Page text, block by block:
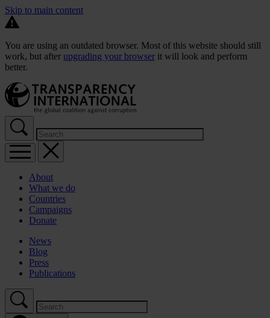
Skip to main content
You are using an outdated browser. Most of this website should still
work, but after upgrading your browser it will look and perform
better.
About
What we do
Countries
Campaigns
Donate
News
Blog
Press
Publications